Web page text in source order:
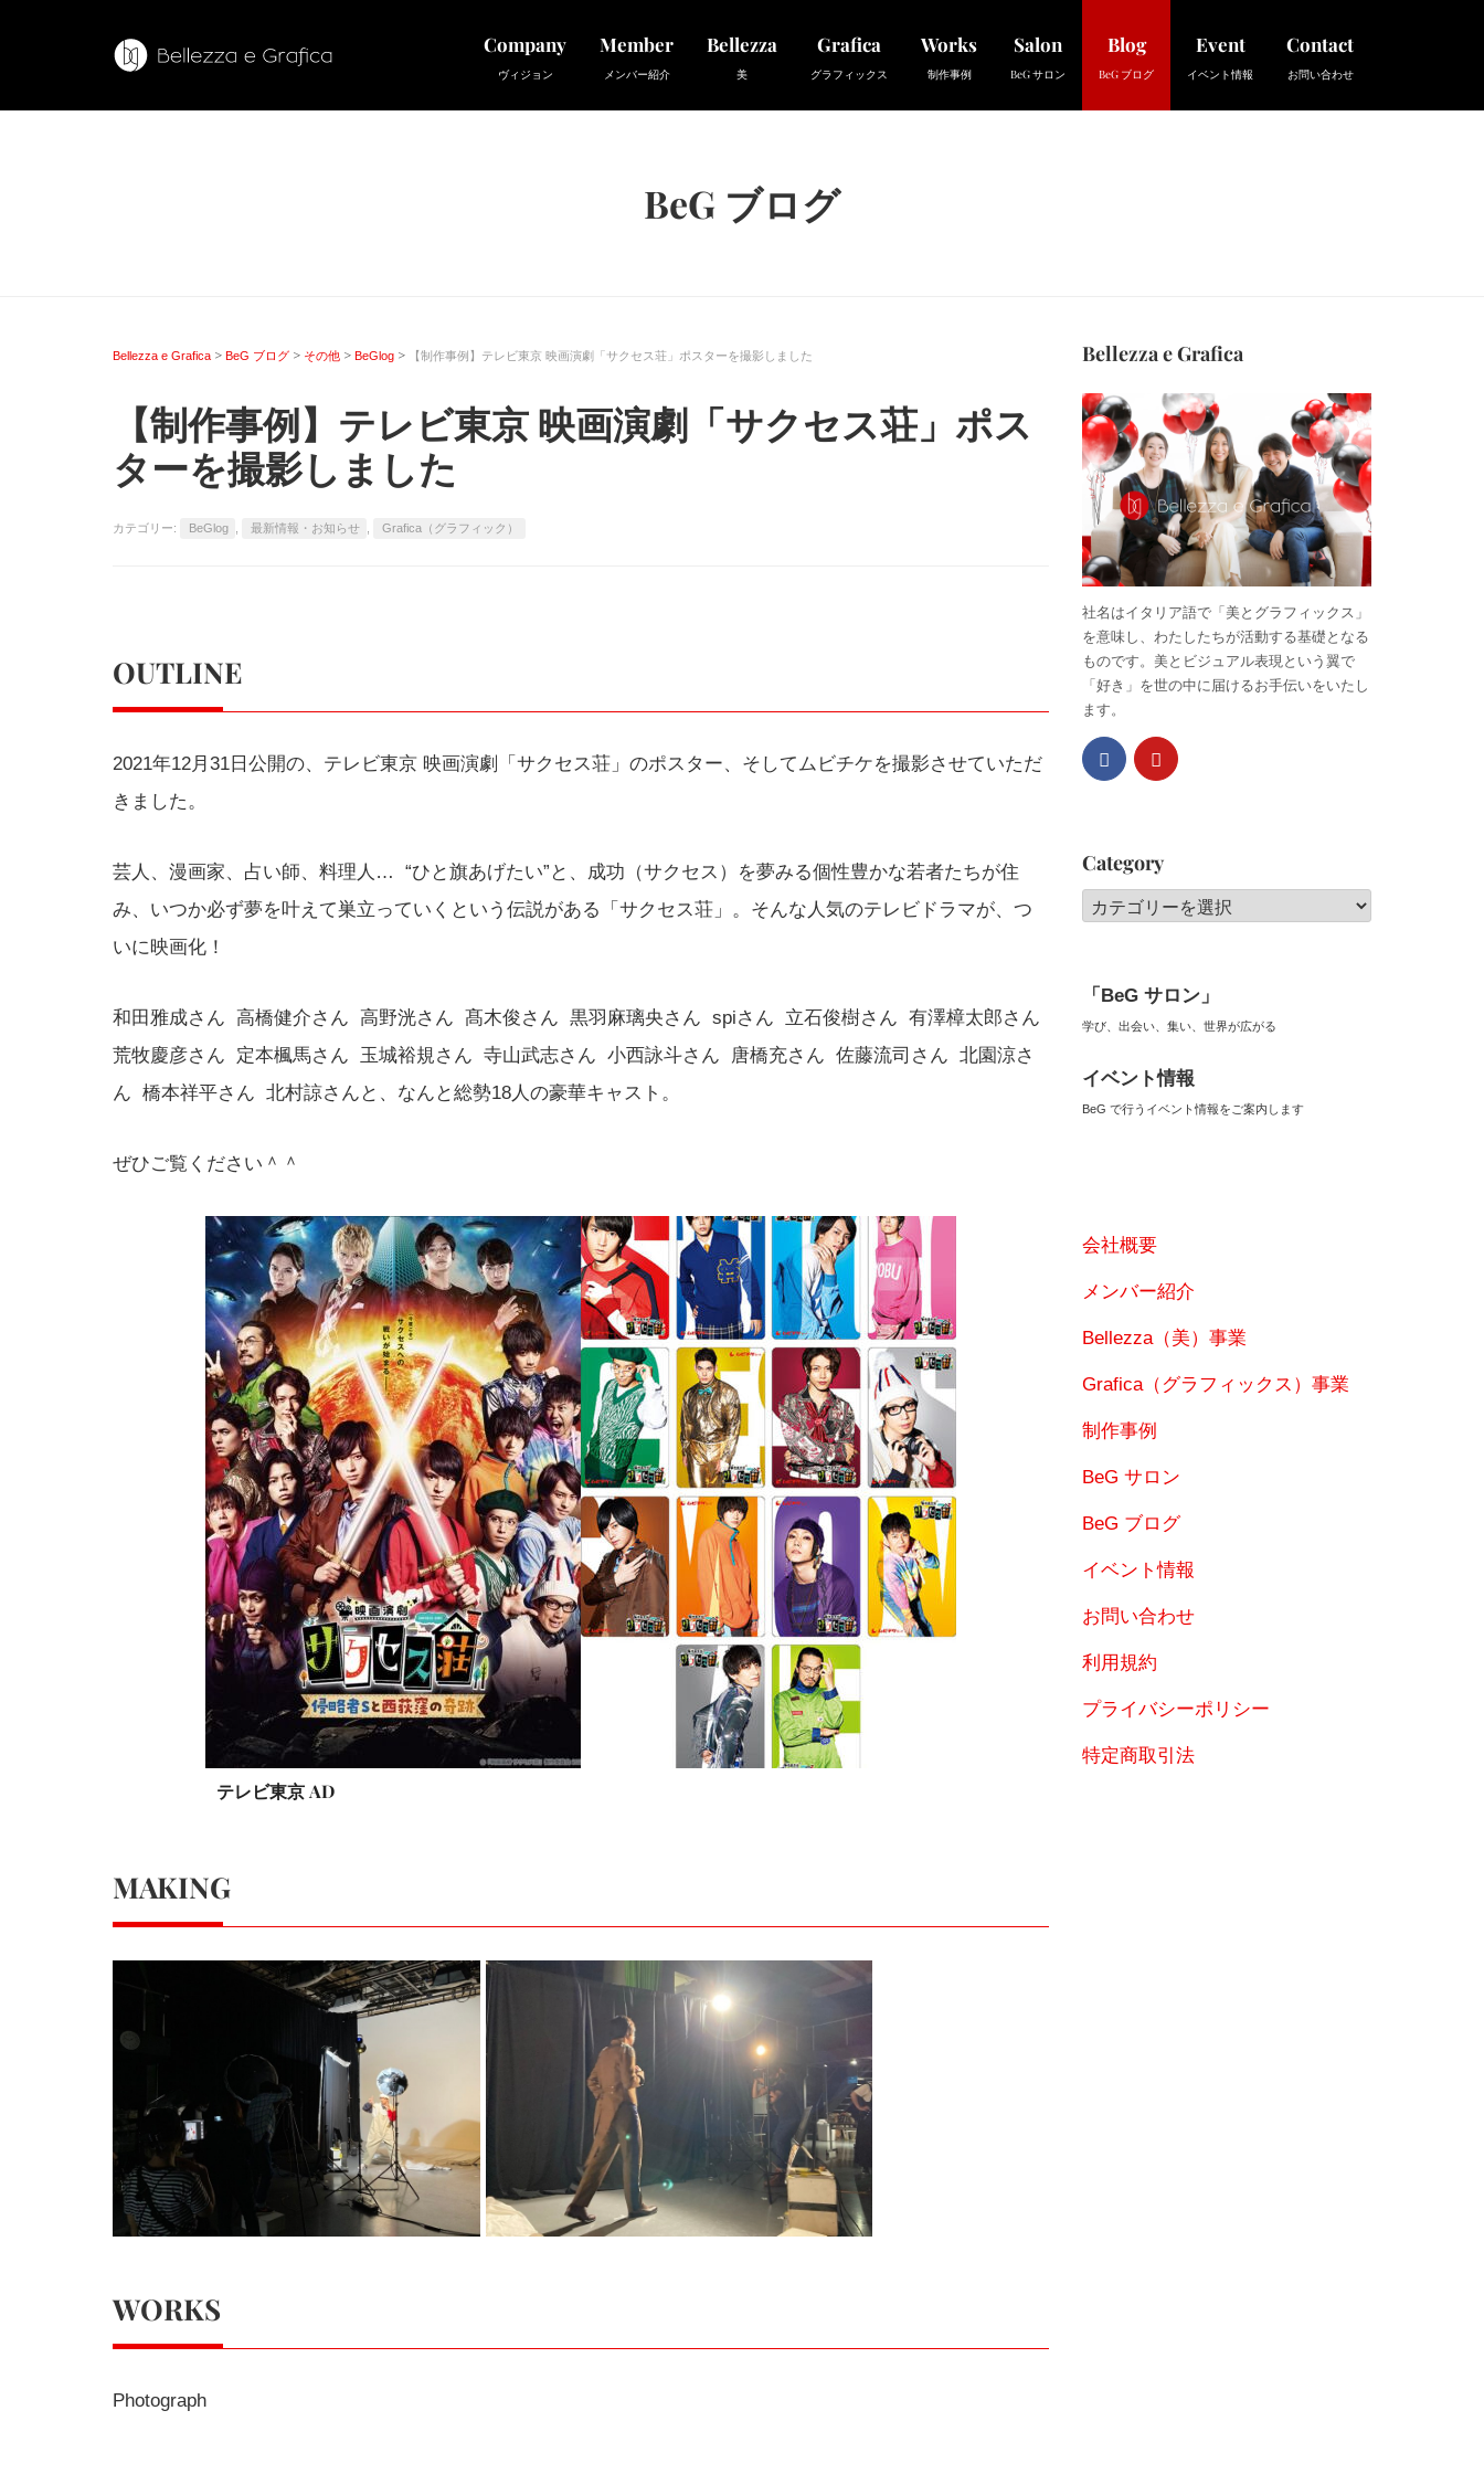
Company
ヴィジョン
Member
メンバー紹介
Bellezza
美
Grafica
グラフィックス
Works
制作事例
Salon
BeG サロン
Blog
BeG ブログ
Event
イベント情報
Contact
お問い合わせ
BeG ブログ
Bellezza e Grafica > BeG ブログ > その他 > BeGlog > 【制作事例】テレビ東京 映画演劇「サクセス荘」ポスターを撮影しました
【制作事例】テレビ東京 映画演劇「サクセス荘」ポス
ターを撮影しました
カテゴリー: BeGlog 最新情報・お知らせ Grafica（グラフィック）
OUTLINE
2021年12月31日公開の、テレビ東京 映画演劇「サクセス荘」のポスター、そしてムビチケを撮影させていただ
きました。
芸人、漫画家、占い師、料理人… “ひと旗あげたい”と、成功（サクセス）を夢みる個性豊かな若者たちが住
み、いつか必ず夢を叶えて巣立っていくという伝説がある「サクセス荘」。そんな人気のテレビドラマが、つ
いに映画化！
和田雅成さん 高橋健介さん 高野洸さん 髙木俊さん 黒羽麻璃央さん spiさん 立石俊樹さん 有澤樟太郎さん
荒牧慶彦さん 定本楓馬さん 玉城裕規さん 寺山武志さん 小西詠斗さん 唐橋充さん 佐藤流司さん 北園涼さ
ん 橋本祥平さん 北村諒さんと、なんと総勢18人の豪華キャスト。
ぜひご覧ください＾＾
テレビ東京 AD
MAKING
WORKS
Photograph
Bellezza e Grafica
社名はイタリア語で「美とグラフィックス」
を意味し、わたしたちが活動する基礎となる
ものです。美とビジュアル表現という翼で
「好き」を世の中に届けるお手伝いをいたし
ます。
Category
Category
「BeG サロン」
学び、出会い、集い、世界が広がる
イベント情報
BeG で行うイベント情報をご案内します
会社概要
メンバー紹介
Bellezza（美）事業
Grafica（グラフィックス）事業
制作事例
BeG サロン
BeG ブログ
イベント情報
お問い合わせ
利用規約
プライバシーポリシー
特定商取引法